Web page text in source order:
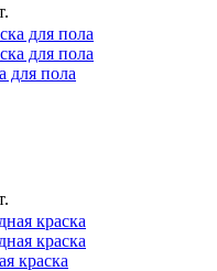
для пола
краска